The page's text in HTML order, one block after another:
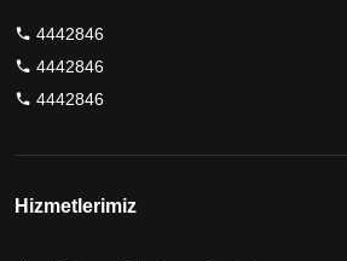
4442846
4442846
4442846
Hizmetlerimiz